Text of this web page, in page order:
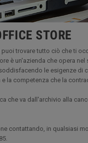
STORE
trovare tutto ciò che ti
è un'azienda che opera nel
le esigenze di
la competenza che la
che va dall'archivio alla
contattando, in qualsiasi